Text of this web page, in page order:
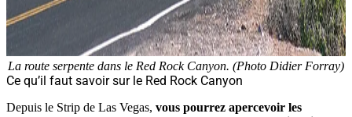
La route serpente dans le Red Rock Canyon. (Photo Didier Forray)
Ce qu’il faut savoir sur le Red Rock Canyon
Depuis le Strip de Las Vegas, vous pourrez apercevoir les